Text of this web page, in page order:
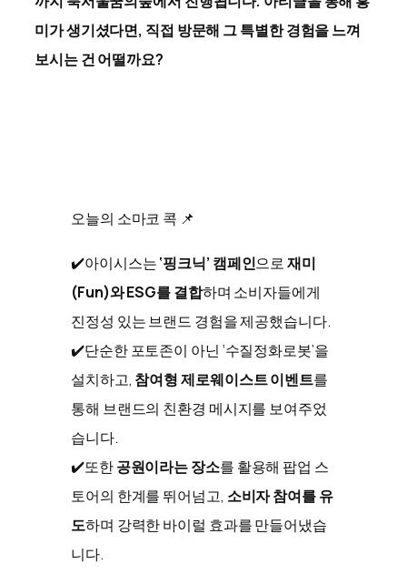
미가 생기셨다면, 직접 방문해 그 특별한 경험을 느껴
보시는 건 어떨까요?
오늘의 소마코 콕 📌
✔️아이시스는‘핑크닉’ 캠페인으로재미
(Fun)와 ESG를 결합하며 소비자들에게
진정성 있는 브랜드 경험을 제공했습니다.
✔️단순한 포토존이 아닌 ‘수질정화로봇’을
설치하고, 참여형 제로웨이스트 이벤트를
통해 브랜드의 친환경 메시지를 보여주었
습니다.
✔️또한공원이라는 장소를 활용해 팝업 스
토어의 한계를 뛰어넘고, 소비자 참여를 유
도하며 강력한 바이럴 효과를 만들어냈습
니다.